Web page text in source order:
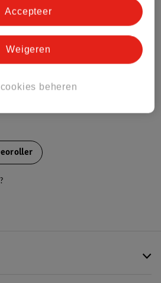
product heeft (nog) geen Nature
informatie
beheren
Weigeren
Accepteer